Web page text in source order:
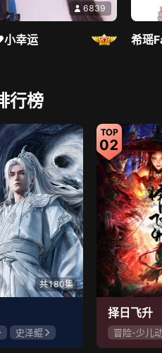
6839
幸运 希瑶
2681
溪纷满！ 阿秘
行榜
共180集
史泽鲲
王婧儿
02
择日飞升
冒险-少儿
神怪